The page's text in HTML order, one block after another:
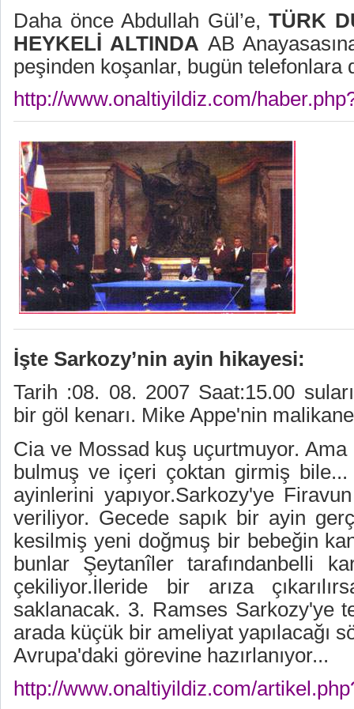
Daha önce Abdullah Gül’e, TÜRK
HEYKELİ ALTINDA AB
peşinden koşanlar, bugün telefonlara
http://www.onaltiyildiz.com/
İşte Sarkozy’nin ayin hikayesi:
Tarih :08. 08. 2007 Saat:15.00
bir göl kenarı. Mike Appe'nin
Cia ve Mossad kuş uçurtmuyor.
bulmuş ve içeri çoktan girmiş
ayinlerini yapıyor.Sarkozy'ye
veriliyor. Gecede sapık bir ayin
kesilmiş yeni doğmuş bir bebeğin
bunlar Şeytanîler tarafındanbelli
çekiliyor.İleride bir arıza
saklanacak. 3. Ramses Sarkozy'ye
arada küçük bir ameliyat yapılacağı
Avrupa'daki görevine hazırlanıyor...
http://www.onaltiyildiz.com/